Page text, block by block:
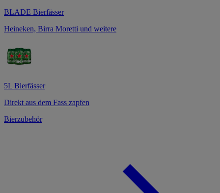
BLADE Bierfässer
Heineken, Birra Moretti und weitere
5L Bierfässer
Direkt aus dem Fass zapfen
Bierzubehör